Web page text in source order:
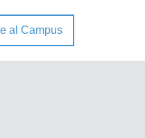
al Campus